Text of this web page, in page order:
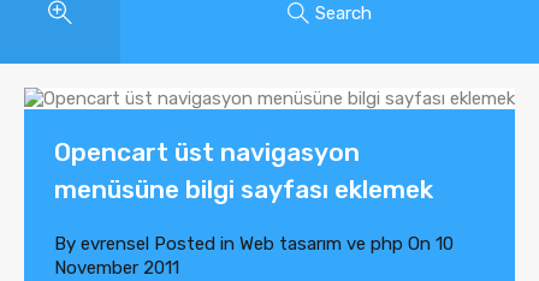
Search
Opencart üst navigasyon
menüsüne bilgi sayfası eklemek
By evrensel Posted in Web tasarım ve php On 10
November 2011